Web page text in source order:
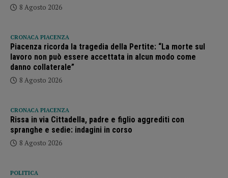
8 Agosto 2026
CRONACA PIACENZA
Piacenza ricorda la tragedia della Pertite: “La morte sul
lavoro non può essere accettata in alcun modo come
danno collaterale”
8 Agosto 2026
CRONACA PIACENZA
Rissa in via Cittadella, padre e figlio aggrediti con
spranghe e sedie: indagini in corso
8 Agosto 2026
POLITICA